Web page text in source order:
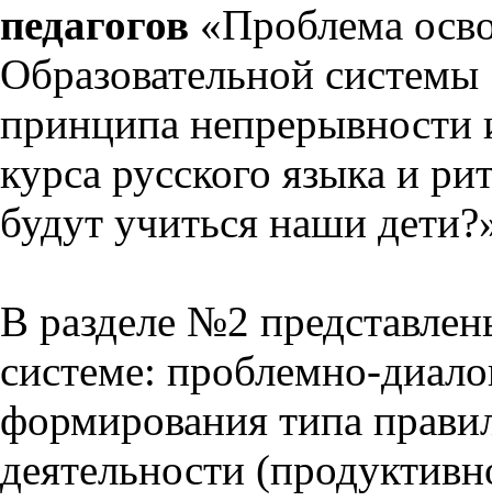
педагогов «Проблема
Образовательной
принципа непрерывности
курса русского языка и
будут учиться наши
В разделе №2
системе: проблемно-
формирования типа
деятельности